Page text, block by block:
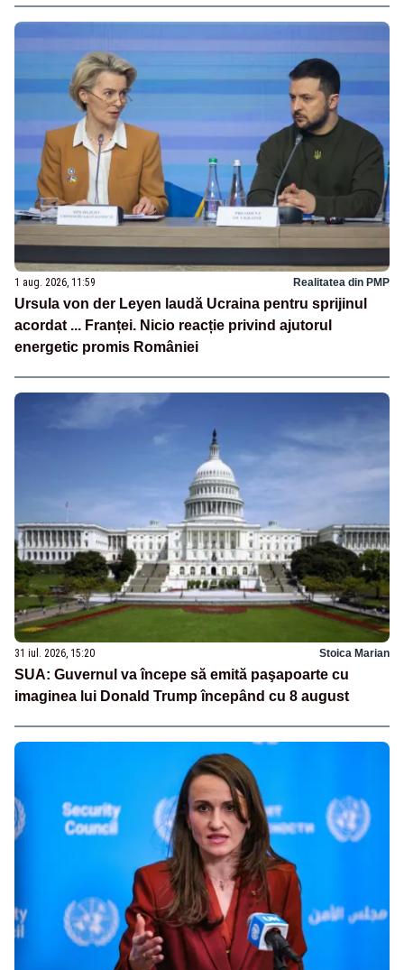
1 aug. 2026, 11:59 Realitatea din PMP
Ursula von der Leyen laudă Ucraina pentru sprijinul
acordat ... Franței. Nicio reacție privind ajutorul
energetic promis României
31 iul. 2026, 15:20 Stoica Marian
SUA: Guvernul va începe să emită paşapoarte cu
imaginea lui Donald Trump începând cu 8 august